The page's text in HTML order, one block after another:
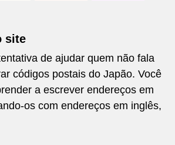
site
de ajudar quem não fala
códigos postais do Japão. Você
a escrever endereços em
os com endereços em inglês,